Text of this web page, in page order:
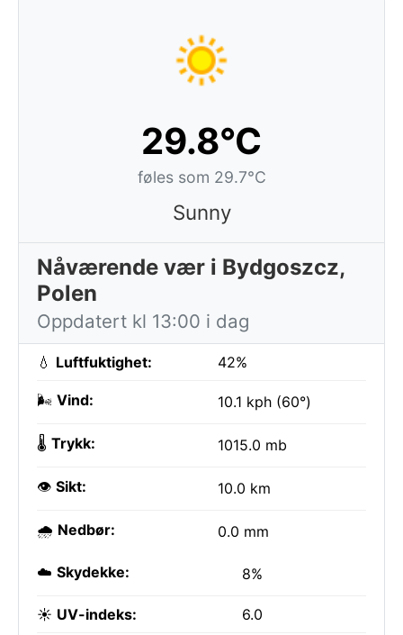
29.8°C
føles som 29.7°C
Sunny
Nåværende vær i Bydgoszcz,
Polen
Oppdatert kl 13:00 i dag
💧 Luftfuktighet: 42%
🌬️ Vind: 10.1 kph (60°)
🌡️ Trykk: 1015.0 mb
👁️ Sikt: 10.0 km
🌧️ Nedbør: 0.0 mm
☁️ Skydekke: 8%
☀️ UV-indeks: 6.0